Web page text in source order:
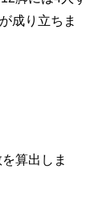
成り立ちま
算出しま